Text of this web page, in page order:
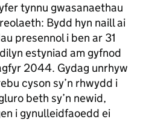
tynnu gwasanaethau
Bydd hyn naill ai
presennol i ben ar 31
estyniad am gyfnod
2044. Gydag unrhyw
cyson sy’n rhwydd i
beth sy’n newid,
i gynulleidfaoedd ei